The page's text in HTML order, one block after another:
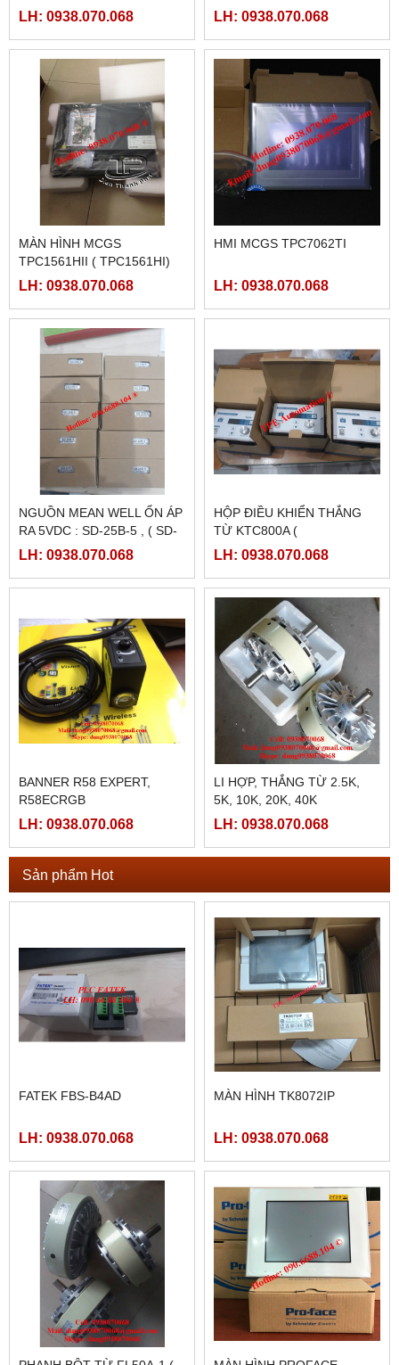
LH: 0938.070.068 LH: 0938.070.068
MÀN HÌNH MCGS
TPC1561HII ( TPC1561HI)
LH: 0938.070.068
HMI MCGS TPC7062TI
LH: 0938.070.068
NGUỒN MEAN WELL ỔN ÁP
RA 5VDC : SD-25B-5 , ( SD-
25B-12, SD-25B-24)
LH: 0938.070.068
HỘP ĐIỀU KHIỂN THẮNG
TỪ KTC800A (
24VDC/4AMPE)
LH: 0938.070.068
BANNER R58 EXPERT,
R58ECRGB
LH: 0938.070.068
LI HỢP, THẮNG TỪ 2.5K,
5K, 10K, 20K, 40K
LH: 0938.070.068
Sản phẩm Hot
FATEK FBS-B4AD
LH: 0938.070.068
MÀN HÌNH TK8072IP
LH: 0938.070.068